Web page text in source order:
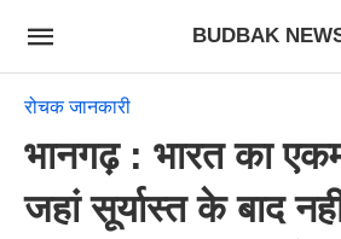
BUDBAK
रोचक जानकारी
भानगढ़ : भारत का
जहां सूर्यास्त के बाद